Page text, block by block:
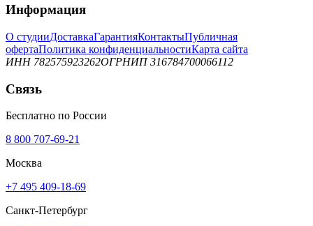
Информация
О студииДоставкаГарантияКонтактыПубличная
офертаПолитика конфиденциальностиКарта сайта
ИНН 782575923262ОГРНИП 316784700066112
Связь
Бесплатно по России
8 800 707-69-21
Москва
+7 495 409-18-69
Санкт-Петербург